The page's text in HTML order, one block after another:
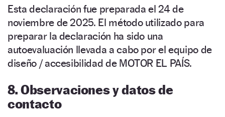
Esta declaración fue preparada el 24 de
noviembre de 2025. El método utilizado para
preparar la declaración ha sido una
autoevaluación llevada a cabo por el equipo de
diseño / accesibilidad de MOTOR EL PAÍS.
8. Observaciones y datos de
contacto